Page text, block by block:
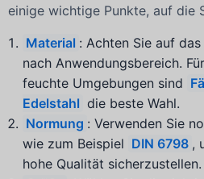
einige wichtige Punkte, auf die
Material : Achten Sie auf
nach Anwendungsbereich.
feuchte Umgebungen sind
Edelstahl die beste Wahl.
Normung : Verwenden Sie
wie zum Beispiel DIN 6798 ,
hohe Qualität sicherzustellen.